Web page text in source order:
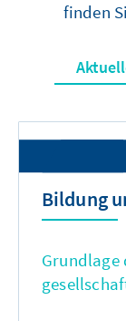
finden
Bildung
Grundlage